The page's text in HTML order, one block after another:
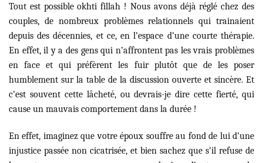
Tout est possible okhti fillah ! Nous avons déjà réglé chez des
couples, de nombreux problèmes relationnels qui trainaient
depuis des décennies, et ce, en l’espace d’une courte thérapie.
En effet, il y a des gens qui n’affrontent pas les vrais problèmes
en face et qui préfèrent les fuir plutôt que de les poser
humblement sur la table de la discussion ouverte et sincère. Et
c’est souvent cette lâcheté, ou devrais-je dire cette fierté, qui
cause un mauvais comportement dans la durée !
En effet, imaginez que votre époux souffre au fond de lui d’une
injustice passée non cicatrisée, et bien sachez que s’il refuse de